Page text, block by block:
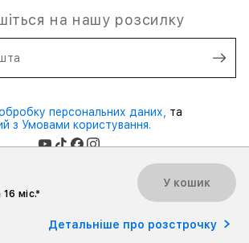
міс.*
У кошик
Детальніше про розстрочку
на нашу розсилку
персональних даних, та
з Умовами користування.
Ukraine. Всі права захищені.